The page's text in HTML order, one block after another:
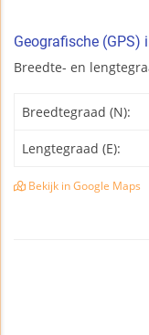
Geografische
Breedte- en
Breedtegraad (N):
Lengtegraad (E):
Bekijk in Google Maps